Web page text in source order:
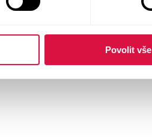
Povolit vše